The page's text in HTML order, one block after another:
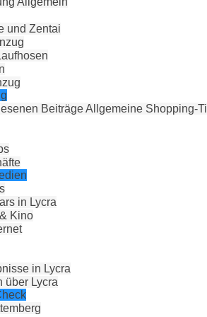
und Zentai
Beiträge Allgemeine Shopping-
in Lycra
Kino
in Lycra
Lycra